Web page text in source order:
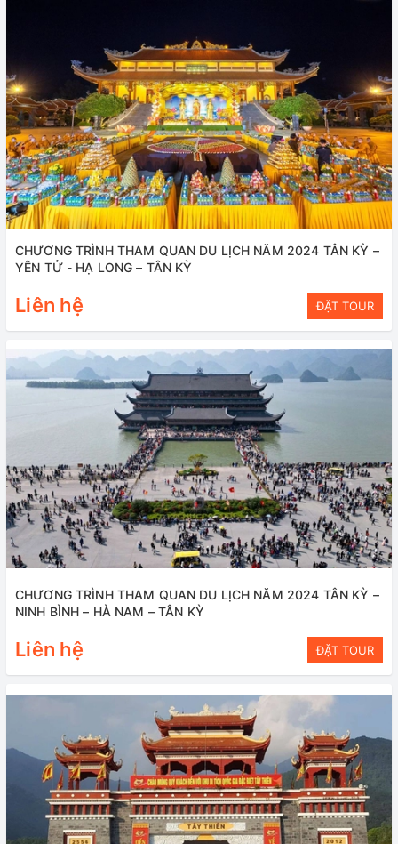
CHƯƠNG TRÌNH THAM QUAN DU LỊCH NĂM 2024 TÂN KỲ –
YÊN TỬ - HẠ LONG – TÂN KỲ
Liên hệ ĐẶT TOUR
CHƯƠNG TRÌNH THAM QUAN DU LỊCH NĂM 2024 TÂN KỲ –
NINH BÌNH – HÀ NAM – TÂN KỲ
Liên hệ ĐẶT TOUR